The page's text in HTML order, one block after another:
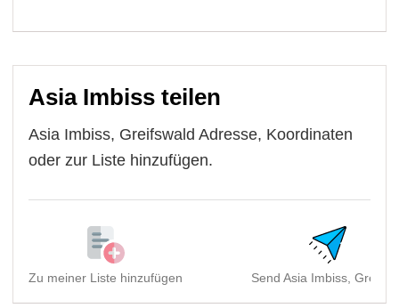
Asia Imbiss teilen
Asia Imbiss, Greifswald Adresse, Koordinaten
oder zur Liste hinzufügen.
Zu meiner Liste hinzufügen Send Asia Imbiss,